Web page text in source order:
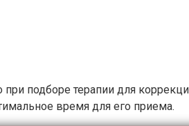
подборе терапии для
время для его приема.